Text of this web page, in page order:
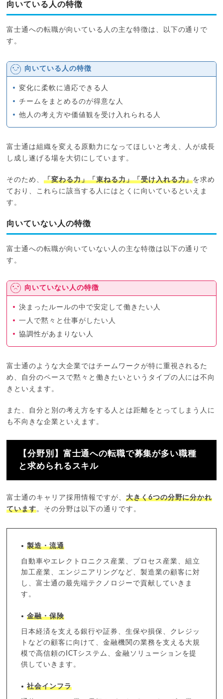
向いている人の特徴
富士通への転職が向いている人の主な特徴は、以下の通りで
す。
向いている人の特徴
変化に柔軟に適応できる人
チームをまとめるのが得意な人
他人の考え方や価値観を受け入れられる人
富士通は組織を変える原動力になってほしいと考え、人が成長
し成し遂げる場を大切にしています。
そのため、「変わる力」「束ねる力」「受け入れる力」を求め
ており、これらに該当する人にはとくに向いているといえま
す。
向いていない人の特徴
富士通への転職が向いていない人の主な特徴は以下の通りで
す。
向いていない人の特徴
決まったルールの中で安定して働きたい人
一人で黙々と仕事がしたい人
協調性があまりない人
富士通のような大企業ではチームワークが特に重視されるた
め、自分のペースで黙々と働きたいというタイプの人には不向
きといえます。
また、自分と別の考え方をする人とは距離をとってしまう人に
も不向きな企業といえます。
【分野別】富士通への転職で募集が多い職種
と求められるスキル
富士通のキャリア採用情報ですが、 大きく6つの分野に分かれ
ています。その分野は以下の通りです。
製造・流通
自動車やエレクトロニクス産業、プロセス産業、組立
加工産業、エンジニアリングなど、製造業の顧客に対
し、富士通の最先端テクノロジーで貢献していきま
す。
金融・保険
日本経済を支える銀行や証券、生保や損保、クレジッ
トなどの顧客に向けて、金融機関の業務を支える大規
模で高信頼のICTシステム、金融ソリューションを提
供していきます。
社会インフラ